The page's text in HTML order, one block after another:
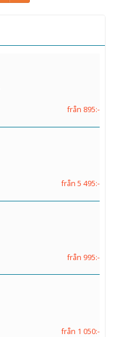
från 895:-
från 5 495:-
från 995:-
från 1 050:-